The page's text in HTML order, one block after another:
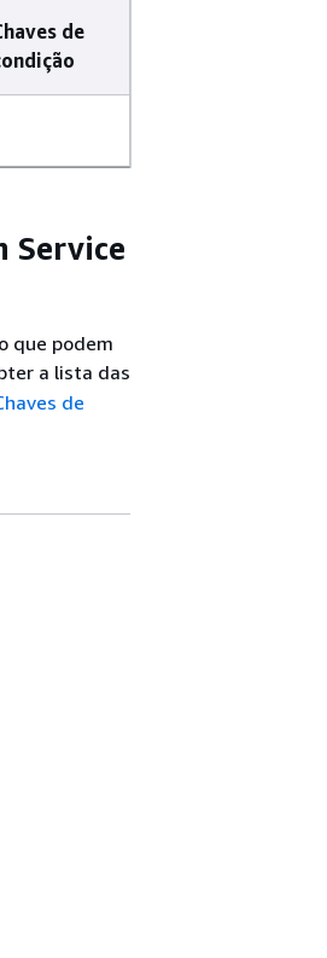
de
Service
que podem
a lista das
de